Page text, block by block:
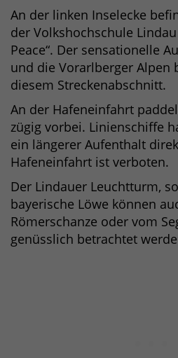
An der linken Inselecke
der Volkshochschule
Peace“. Der sensationelle
und die Vorarlberger Alpen
diesem Streckenabschnitt.
An der Hafeneinfahrt
zügig vorbei. Linienschiffe
ein längerer Aufenthalt
Hafeneinfahrt ist verboten.
Der Lindauer Leuchtturm,
bayerische Löwe können
Römerschanze oder vom
genüsslich betrachtet